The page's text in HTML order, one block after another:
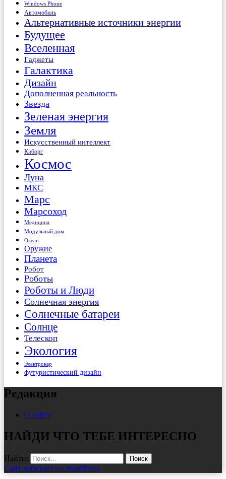
Windows Phone
Автомобиль
Альтернативные источники энергии
Будущее
Вселенная
Гаджеты
Галактика
Дизайн
Дополненная реальность
Звезда
Зеленая энергия
Земля
Искусственный интеллект
Киборг
Космос
Луна
МКС
Марс
Марсоход
Медицина
Модульный дом
Океан
Оружие
Планета
Робот
Роботы
Роботы и Люди
Солнечная энергия
Солнечные батареи
Солнце
Телескоп
Экология
Электрокар
футуристический дизайн
Редакция
О сайте
НАЙДИ ЧТО ТЕБЕ ИНТЕРЕСНО
Найти:
Сайт работает на WordPress